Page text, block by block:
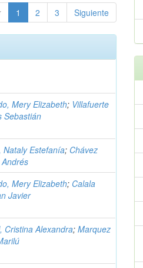
1 2 3 Siguiente
Mery Elizabeth; Villafuerte
Sebastián
Nataly Estefanía; Chávez
Mery Elizabeth; Calala
Javier
Cristina Alexandra;Marquez